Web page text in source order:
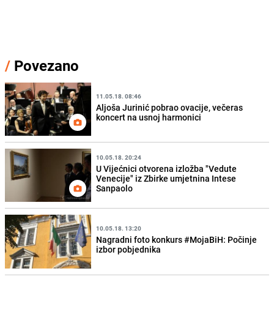
/ Povezano
11.05.18. 08:46
Aljoša Jurinić pobrao ovacije, večeras
koncert na usnoj harmonici
10.05.18. 20:24
U Vijećnici otvorena izložba "Vedute
Venecije" iz Zbirke umjetnina Intese
Sanpaolo
10.05.18. 13:20
Nagradni foto konkurs #MojaBiH: Počinje
izbor pobjednika